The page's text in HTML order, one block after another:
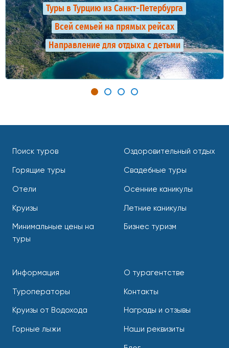
Туры в Турцию из Санкт-Петербурга
Всей семьей на прямых рейсах
Направление для отдыха с детьми
Поиск туров
Горящие туры
Отели
Круизы
Минимальные цены на
туры
Оздоровительный отдых
Свадебные туры
Осенние каникулы
Летние каникулы
Бизнес туризм
Информация
Туроператоры
Круизы от Водохода
Горные лыжи
О турагентстве
Контакты
Награды и отзывы
Наши реквизиты